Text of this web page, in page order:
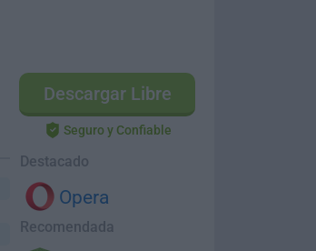
Descargar Libre
Seguro y Confiable
Destacado
Opera
Recomendada